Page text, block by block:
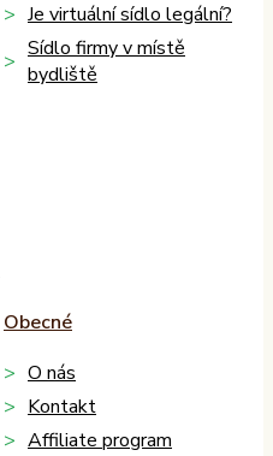
Je virtuální sídlo legální?
Sídlo firmy v místě
bydliště
Obecné
O nás
Kontakt
Affiliate program